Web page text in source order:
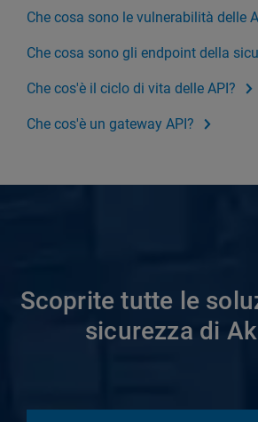
Che cosa sono le vulnerabilità delle
Che cosa sono gli endpoint della
Che cos'è il ciclo di vita delle API?
Che cos'è un gateway API?
Scoprite tutte le
sicurezza di